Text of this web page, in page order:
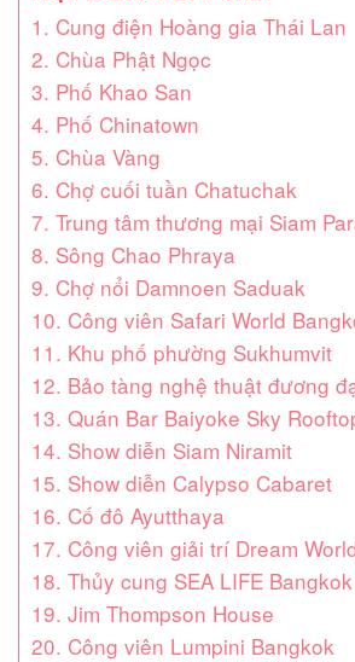
1. Cung điện Hoàng gia Thái Lan
2. Chùa Phật Ngọc
3. Phố Khao San
4. Phố Chinatown
5. Chùa Vàng
6. Chợ cuối tuần Chatuchak
7. Trung tâm thương mại Siam
8. Sông Chao Phraya
9. Chợ nổi Damnoen Saduak
10. Công viên Safari World
11. Khu phố phường Sukhumvit
12. Bảo tàng nghệ thuật đương
13. Quán Bar Baiyoke Sky
14. Show diễn Siam Niramit
15. Show diễn Calypso Cabaret
16. Cố đô Ayutthaya
17. Công viên giải trí Dream
18. Thủy cung SEA LIFE
19. Jim Thompson House
20. Công viên Lumpini Bangkok